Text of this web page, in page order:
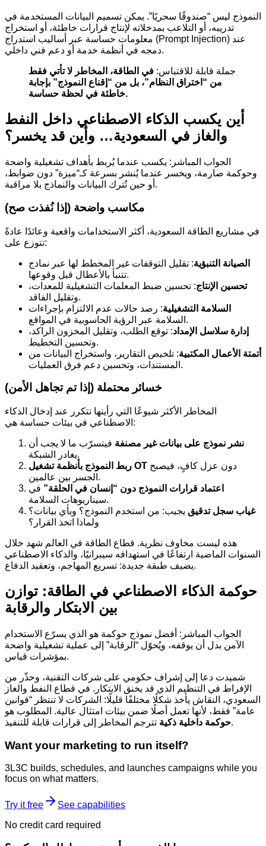
النموذج ليس “صندوقًا سحريًا”. يمكن تسميم البيانات المستخدمة في
تدريبه، أو التلاعب بمدخلاته لإنتاج قرارات خاطئة، أو استخراج
معلومات حساسة عبر أساليب استدراج (Prompt Injection) عند
دمجه في أنظمة خدمة أو دعم فني داخلي.
جملة قابلة للاقتباس: في الطاقة، المخاطر لا تأتي فقط
من “اختراق النظام”، بل من “إقناع النموذج” بإجابة
خاطئة في لحظة حساسة.
أين يكسب الذكاء الاصطناعي داخل النفط
والغاز في السعودية… وأين قد يخسر؟
الجواب المباشر: يكسب عندما يُربط بأهداف تشغيلية واضحة
وحوكمة صارمة، ويخسر عندما يُنشر بسرعة كـ“ميزة” دون ضوابط،
أو حين تُترك البيانات والنماذج بلا مراقبة.
مكاسب واضحة (إذا نُفذت صح)
في مشاريع الطاقة السعودية، أكثر الاستخدامات واقعية وعائدًا عادةً
تتوزع على:
الصيانة التنبؤية: تقليل التوقفات غير المخطط لها عبر نماذج
تتنبأ بالأعطال قبل وقوعها.
تحسين الإنتاج: تحسين ضبط المعلمات التشغيلية للمعدات،
وتقليل الفاقد.
السلامة التشغيلية: رصد حالات عدم الالتزام بإجراءات
السلامة عبر الرؤية الحاسوبية في المواقع.
إدارة سلاسل الإمداد: توقع الطلب، وتقليل المخزون الراكد،
وتحسين التخطيط.
أتمتة الأعمال المكتبية: تلخيص التقارير، واستخراج البيانات من
المستندات، وتحسين دعم فرق العمليات.
خسائر محتملة (إذا تم تجاهل الأمن)
المخاطر الأكثر شيوعًا التي رأيتها تتكرر عند إدخال الذكاء
الاصطناعي في بيئات حساسة هي:
نشر نموذج على بيانات غير مصنفة فيتسرّب ما لا يجب أن
يغادر الشبكة.
ربط النموذج بأنظمة تشغيل OT
الجسر بين عالمين.
اعتماد قرارات النموذج دون “إنسان في الحلقة” في
سيناريوهات السلامة.
غياب سجل تدقيق يجيب: من استخدم النموذج؟ وبأي بيانات؟
ولماذا اتخذ القرار؟
هذه ليست مخاوف نظرية. قطاع الطاقة في العالم شهد خلال
السنوات الماضية ارتفاعًا في استهدافه سيبرانيًا، والذكاء الاصطناعي
يضيف طبقة جديدة: تسريع المهاجم، وتعقيد الدفاع.
حوكمة الذكاء الاصطناعي في الطاقة: توازن
بين الابتكار والرقابة
الجواب المباشر: أفضل نموذج حوكمة هو الذي يسرّع الاستخدام
الآمن بدل أن يوقفه، ويُحوّل “الرقابة” إلى عملية تشغيلية واضحة
بمؤشرات قياس.
شميدت دعا إلى إشراف حكومي على شركات التقنية، وحذّر من
الإفراط في التنظيم الذي قد يخنق الابتكار. في قطاع النفط والغاز
السعودي، النقاش يأخذ شكلًا مختلفًا قليلًا: الشركات لا تنتظر “قوانين
عامة” فقط، لأنها تعمل أصلًا ضمن بيئات امتثال عالية. المطلوب هو
حوكمة داخلية ذكيةتترجم المخاطر إلى قرارات قابلة للتنفيذ.
Want your marketing to run itself?
3L3C builds, schedules, and launches campaigns while you
focus on what matters.
Try it free
See capabilities
No credit card required